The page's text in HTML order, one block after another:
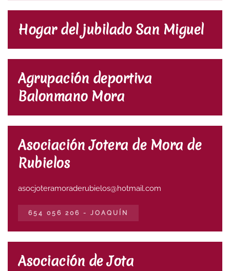
Hogar del jubilado San Miguel
Agrupación deportiva
Balonmano Mora
Asociación Jotera de Mora de
Rubielos
asocjoteramoraderubielos@hotmail.com
654 056 206 - JOAQUÍN
Asociación de Jota